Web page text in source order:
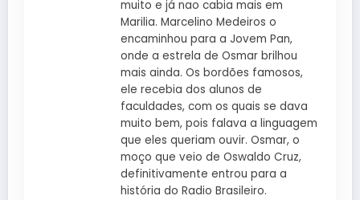
muito e já nao cabia mais em
Marilia. Marcelino Medeiros o
encaminhou para a Jovem Pan,
onde a estrela de Osmar brilhou
mais ainda. Os bordões famosos,
ele recebia dos alunos de
faculdades, com os quais se dava
muito bem, pois falava a linguagem
que eles queriam ouvir. Osmar, o
moço que veio de Oswaldo Cruz,
definitivamente entrou para a
história do Radio Brasileiro.